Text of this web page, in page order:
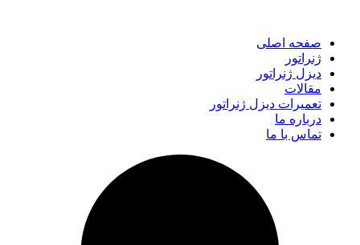
صفحه اصلی
ژنراتور
دیزل ژنراتور
مقالات
تعمیرات دیزل ژنراتور
درباره ما
تماس با ما